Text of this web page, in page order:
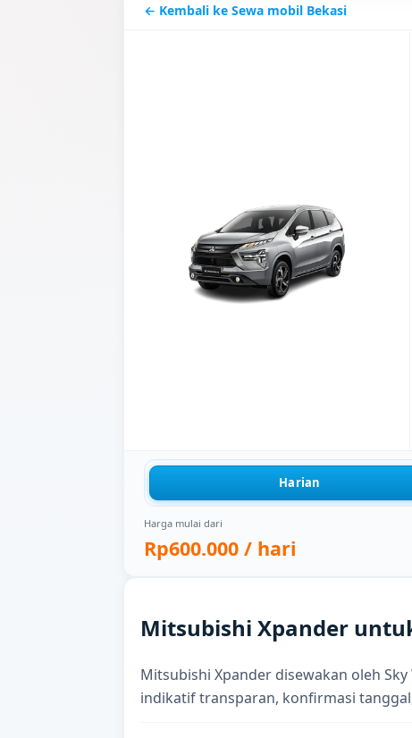
← Kembali ke Sewa mobil Bekasi
Harian
Harga mulai dari
Rp600.000 / hari
Mitsubishi Xpander
Mitsubishi Xpander disewakan oleh
indikatif transparan, konfirmasi